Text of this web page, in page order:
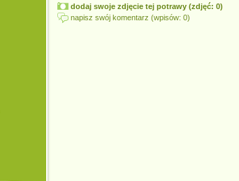
dodaj swoje zdjęcie tej potrawy (zdjęć: 0)
napisz swój komentarz (wpisów: 0)